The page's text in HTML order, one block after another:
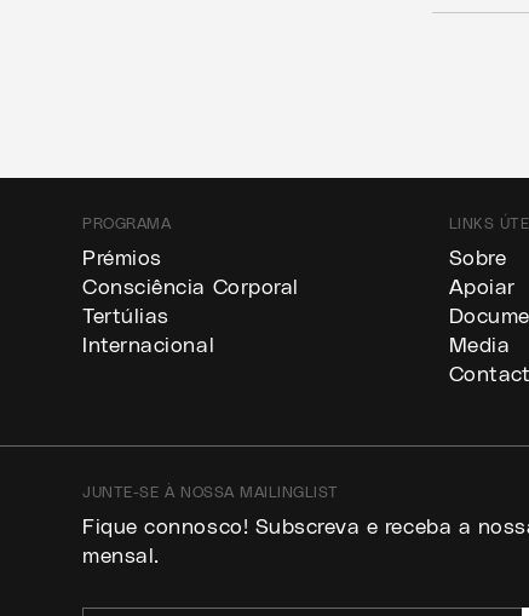
PROGRAMA
Prémios
Consciência Corporal
Tertúlias
Internacional
LINKS
Sobre
Apoiar
Media
JUNTE-SE À NOSSA MAILINGLIST
Fique connosco! Subscreva e receba a
mensal.